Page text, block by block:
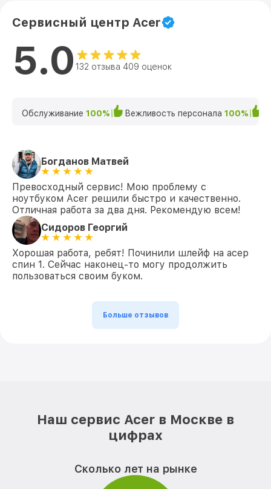
Замена северного моста 5 AN517-52-
57D8 (NH.Q82ER.00J) Acer
Замена SSD 5 AN517-52-57D8
(NH.Q82ER.00J) Acer
Замена клавиатуры 5 AN517-52-57D8
Замена HDMI 5 AN517-52-57D8
(NH.Q82ER.00J) Acer
Сервисный центр Acer
5.0 132 отзыва 409 оценок
Обслуживание 100% Вежливость персонала 100%
Богданов Матвей
Превосходный сервис! Мою проблему с
ноутбуком Acer решили быстро и качественно.
Отличная работа за два дня. Рекомендую всем!
Сидоров Георгий
Хорошая работа, ребят! Починили шлейф на асер
спин 1. Сейчас наконец-то могу продолжить
пользоваться своим буком.
Больше отзывов
Наш сервис Acer в Москве в
цифрах
Сколько лет на рынке